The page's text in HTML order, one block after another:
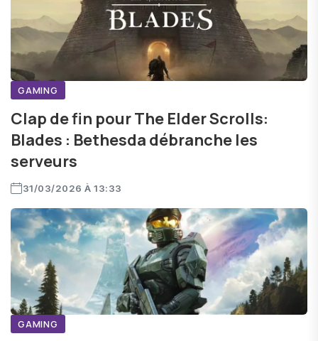
GAMING
Clap de fin pour The Elder Scrolls:
Blades : Bethesda débranche les
serveurs
31/03/2026 À 13:33
GAMING